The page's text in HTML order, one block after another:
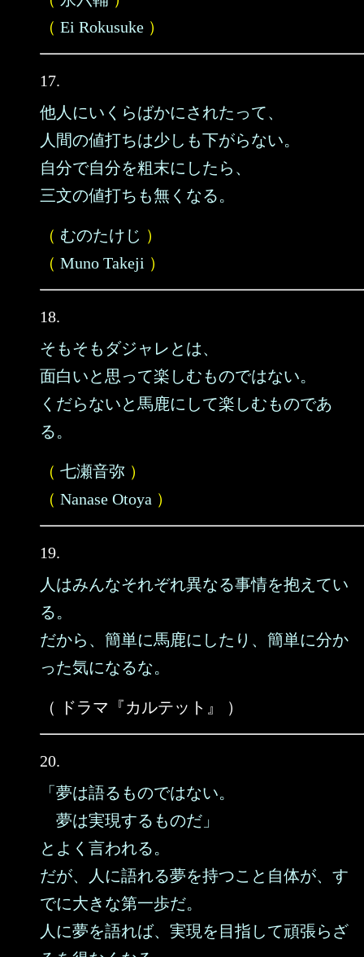
（ Ei Rokusuke ）
17.
他人にいくらばかにされたって、
人間の値打ちは少しも下がらない。
自分で自分を粗末にしたら、
三文の値打ちも無くなる。
（ むのたけじ ）
（ Muno Takeji ）
18.
そもそもダジャレとは、
面白いと思って楽しむものではない。
くだらないと馬鹿にして楽しむものであ
る。
（ 七瀬音弥 ）
（ Nanase Otoya ）
19.
人はみんなそれぞれ異なる事情を抱えてい
る。
だから、簡単に馬鹿にしたり、簡単に分か
った気になるな。
（ ドラマ『カルテット』 ）
20.
「夢は語るものではない。
夢は実現するものだ」
とよく言われる。
だが、人に語れる夢を持つこと自体が、す
でに大きな第一歩だ。
人に夢を語れば、実現を目指して頑張らざ